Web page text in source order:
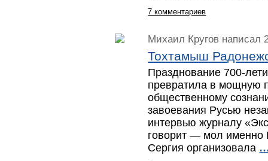
7 комментариев
Михаил Кругов написал
Тохтамыш
Празднование 700-
превратила в мощную
общественному
завоевания Русью
интервью журналу
говорит — мол именно
Сергия организовала